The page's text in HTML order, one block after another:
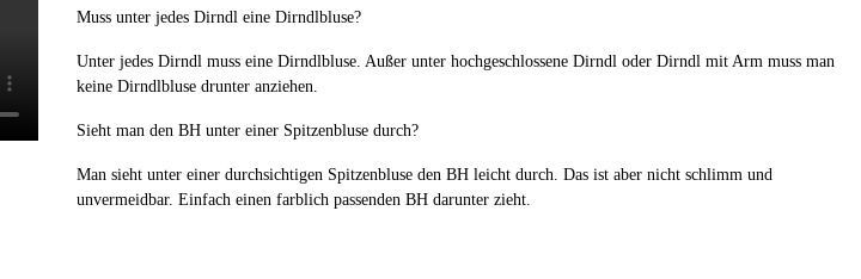
Muss unter jedes Dirndl eine Dirndlbluse?
Unter jedes Dirndl muss eine Dirndlbluse. Außer unter hochgeschlossene Dirndl oder Dirndl mit Arm muss man
keine Dirndlbluse drunter anziehen.
Sieht man den BH unter einer Spitzenbluse durch?
Man sieht unter einer durchsichtigen Spitzenbluse den BH leicht durch. Das ist aber nicht schlimm und
unvermeidbar. Einfach einen farblich passenden BH darunter zieht.